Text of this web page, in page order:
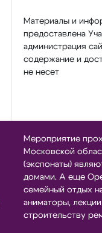
Материалы и
предоставлена
администрация
содержание и
не несет
Мероприятие
Московской
(экспонаты)
домами. А еще
семейный отдых
аниматоры,
строительству